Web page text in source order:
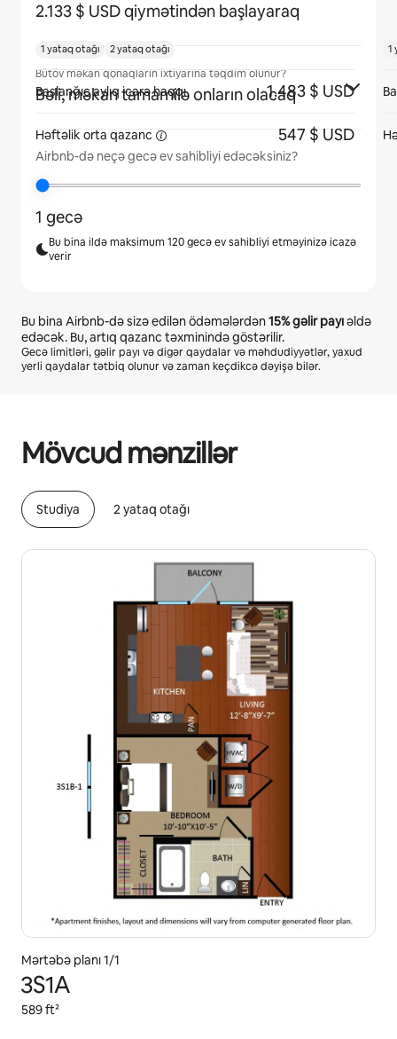
2.133 $ USD qiymətindən başlayaraq
Bütöv məkan qonaqların ixtiyarına təqdim olunur?
Bəli, məkan tamamilə onların olacaq
Airbnb-də neçə gecə ev sahibliyi edəcəksiniz?
1 gecə
Bu bina ildə maksimum 120 gecə ev sahibliyi etməyinizə icazə
verir
Bu bina Airbnb-də sizə edilən ödəmələrdən15%gəlir payıəldə
edəcək. Bu, artıq qazanc təxminində göstərilir.
Gecə limitləri, gəlir payı və digər qaydalar və məhdudiyyətlər, yaxud
yerli qaydalar tətbiq olunur və zaman keçdikcə dəyişə bilər.
Mövcud mənzillər
Studiya 2 yataq otağı
Mərtəbə planı 1/1
3S1A
589 ft²
1 yataq otağı 2 yataq otağı
Başlanğıc aylıq icarə haqqı 1.483 $ USD
Həftəlik orta qazanc 547 $ USD
1